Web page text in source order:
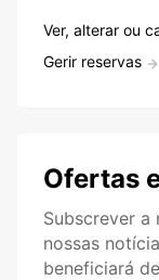
Ver, alterar ou
Gerir reservas
Ofertas
Subscrever a
nossas
beneficiará